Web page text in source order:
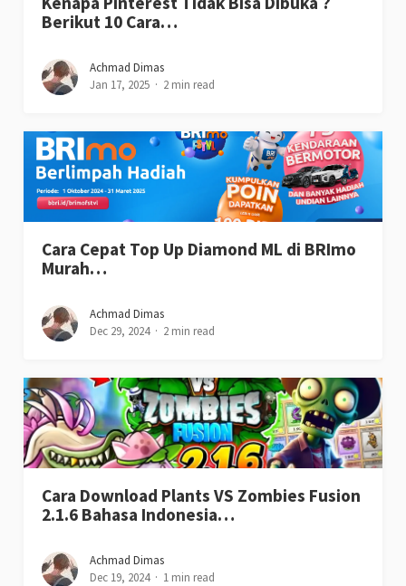
Berikut 10 Cara…
Achmad Dimas
Jan 17, 2025
2 min read
Cara Cepat Top Up Diamond ML di BRImo
Murah…
Achmad Dimas
Dec 29, 2024
2 min read
Cara Download Plants VS Zombies Fusion
2.1.6 Bahasa Indonesia…
Achmad Dimas
Dec 19, 2024
1 min read